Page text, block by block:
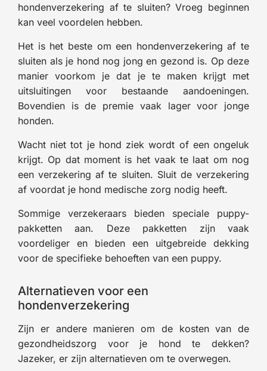
hondenverzekering af te sluiten? Vroeg beginnen
kan veel voordelen hebben.
Het is het beste om een hondenverzekering af te
sluiten als je hond nog jong en gezond is. Op deze
manier voorkom je dat je te maken krijgt met
uitsluitingen voor bestaande aandoeningen.
Bovendien is de premie vaak lager voor jonge
honden.
Wacht niet tot je hond ziek wordt of een ongeluk
krijgt. Op dat moment is het vaak te laat om nog
een verzekering af te sluiten. Sluit de verzekering
af voordat je hond medische zorg nodig heeft.
Sommige verzekeraars bieden speciale puppy-
pakketten aan. Deze pakketten zijn vaak
voordeliger en bieden een uitgebreide dekking
voor de specifieke behoeften van een puppy.
Alternatieven voor een
hondenverzekering
Zijn er andere manieren om de kosten van de
gezondheidszorg voor je hond te dekken?
Jazeker, er zijn alternatieven om te overwegen.